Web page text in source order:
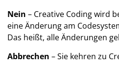
Nein – Creative Coding wird
eine Änderung am
Das heißt, alle Änderungen
Abbrechen – Sie kehren zu